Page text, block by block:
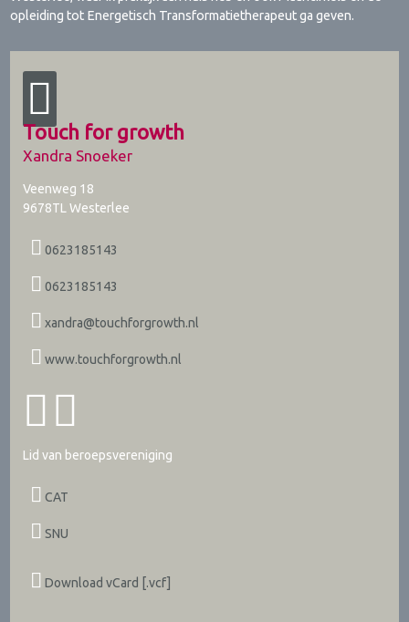
opleiding tot Energetisch Transformatietherapeut ga geven.
Touch for growth
Xandra Snoeker
Veenweg 18
9678TL Westerlee
0623185143
0623185143
xandra@touchforgrowth.nl
www.touchforgrowth.nl
Lid van beroepsvereniging
CAT
SNU
Download vCard [.vcf]